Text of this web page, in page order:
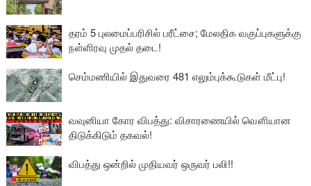
தரம் 5 புலமைப்பரிசில் பரீட்சை; மேலதிக வகுப்புகளுக்கு
நள்ளிரவு முதல் தடை!
செம்மணியில் இதுவரை 481 எலும்புக்கூடுகள் மீட்பு!
வவுனியா கோர விபத்து: விசாரணையில் வௌியான
திடுக்கிடும் தகவல்!
விபத்து ஒன்றில் முதியவர் ஒருவர் பலி!!